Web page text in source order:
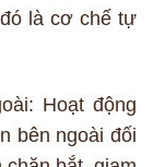
là cơ chế tự
Hoạt động
bên ngoài đối